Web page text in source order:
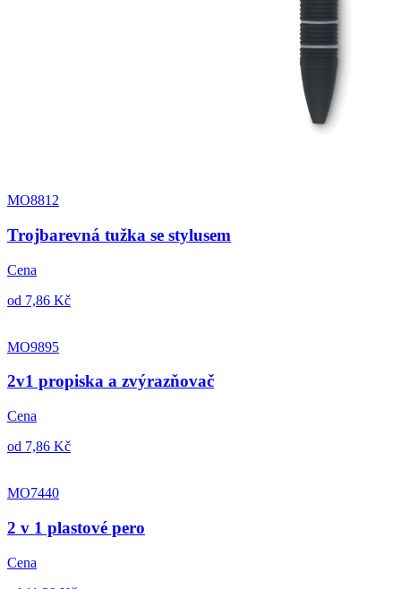
MO8812
Trojbarevná tužka se stylusem
Cena
od 7,86 Kč
MO9895
2v1 propiska a zvýrazňovač
Cena
od 7,86 Kč
MO7440
2 v 1 plastové pero
Cena